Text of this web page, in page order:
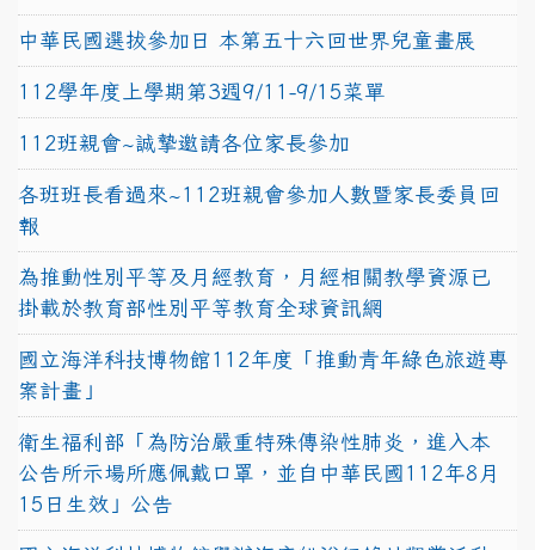
中華民國選拔參加日 本第五十六回世界兒童畫展
112學年度上學期第3週9/11-9/15菜單
112班親會~誠摯邀請各位家長參加
各班班長看過來~112班親會參加人數暨家長委員回
報
為推動性別平等及月經教育，月經相關教學資源已
掛載於教育部性別平等教育全球資訊網
國立海洋科技博物館112年度「推動青年綠色旅遊專
案計畫」
衛生福利部「為防治嚴重特殊傳染性肺炎，進入本
公告所示場所應佩戴口罩，並自中華民國112年8月
15日生效」公告